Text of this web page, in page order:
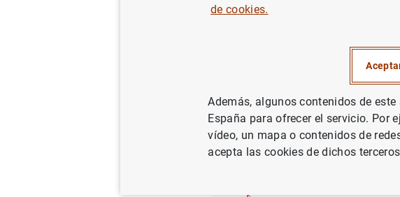
12 de
POLÍTICA MONETARIA
de cookies.
Además, algunos contenidos de
España para ofrecer el servicio. Por
vídeo, un mapa o contenidos de
acepta las cookies de dichos